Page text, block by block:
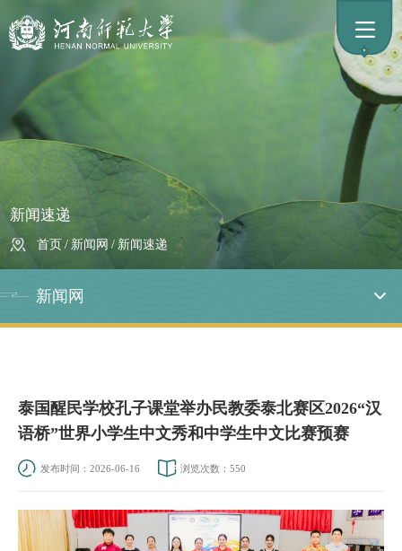
新闻速递
首页 / 新闻网 / 新闻速递
新闻网
泰国醒民学校孔子课堂举办民教委泰北赛区2026“汉
语桥”世界小学生中文秀和中学生中文比赛预赛
发布时间：2026-06-16 浏览次数： 550